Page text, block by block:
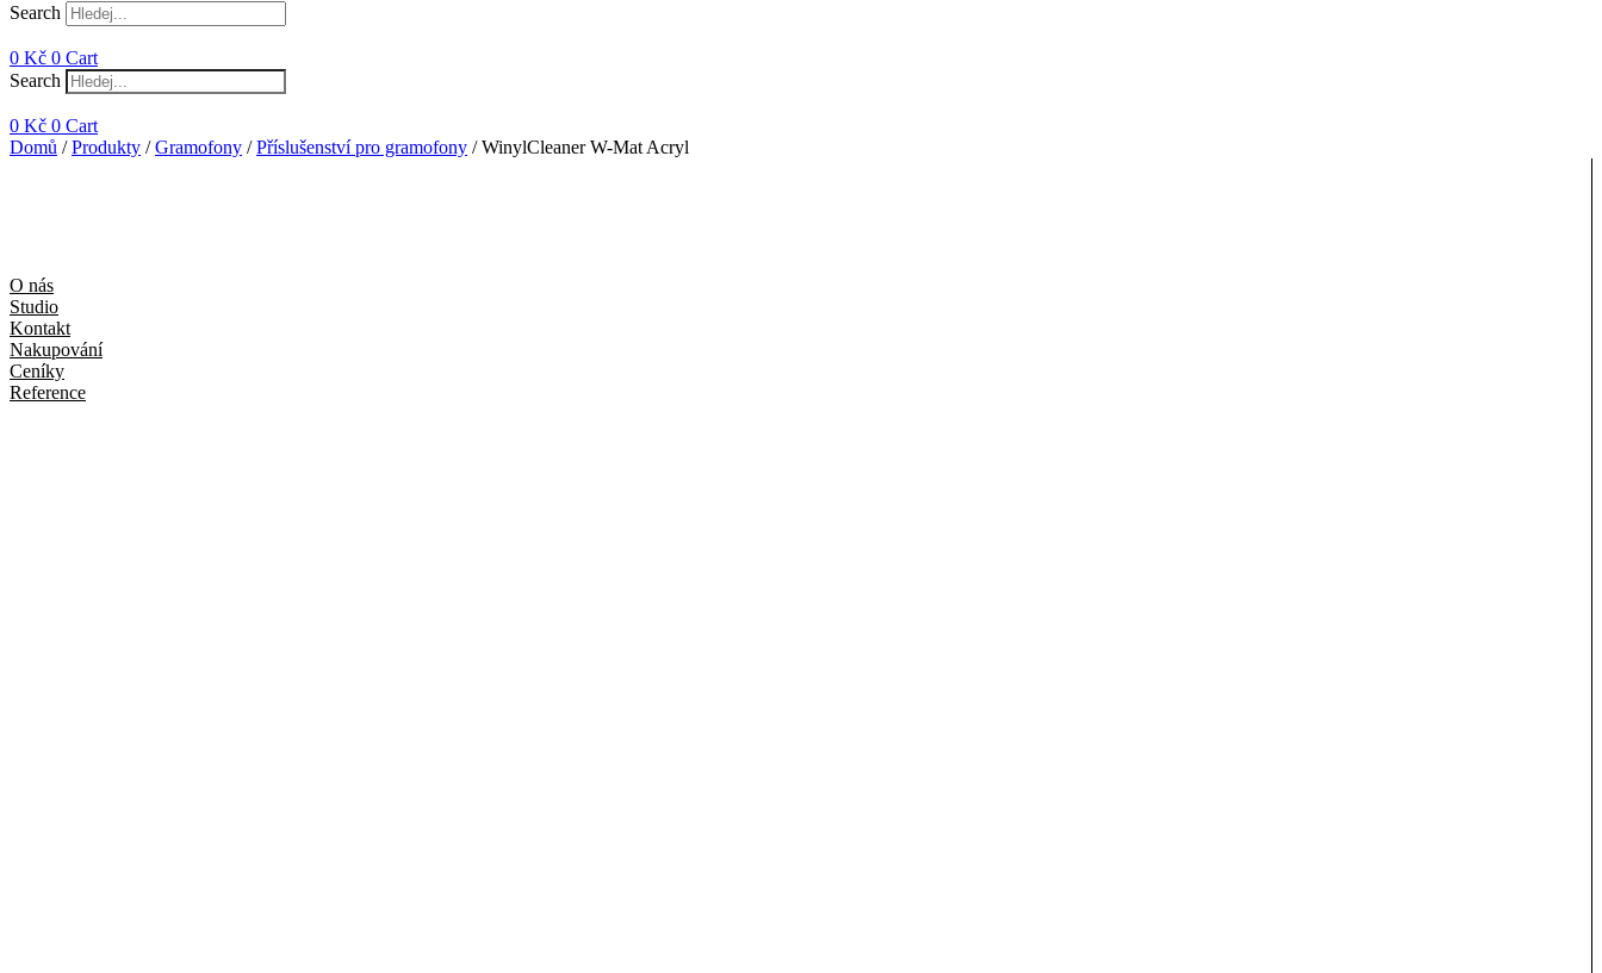
Search
0 Kč 0 Cart
Search
0 Kč 0 Cart
Domů /Produkty /Gramofony /Příslušenství pro gramofony / WinylCleaner W-Mat Acryl
O nás
Studio
Kontakt
Nakupování
Ceníky
Reference